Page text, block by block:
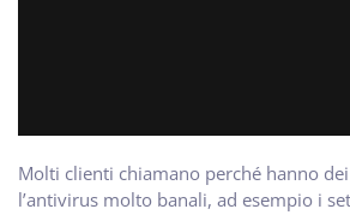
Molti clienti chiamano perché hanno
l’antivirus molto banali, ad esempio i